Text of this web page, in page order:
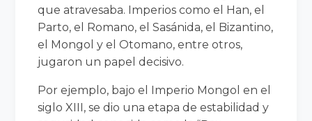
que atravesaba. Imperios como el Han, el
Parto, el Romano, el Sasánida, el Bizantino,
el Mongol y el Otomano, entre otros,
jugaron un papel decisivo.
Por ejemplo, bajo el Imperio Mongol en el
siglo XIII, se dio una etapa de estabilidad y